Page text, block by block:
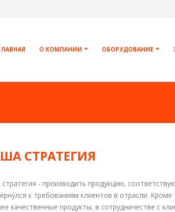
О КОМПАНИИ ОБОРУДОВАНИЕ
СТРАТЕГИЯ
- производить продукцию,
к требованиям клиентов в отрасли.
качественные продукты, в сотрудничестве с